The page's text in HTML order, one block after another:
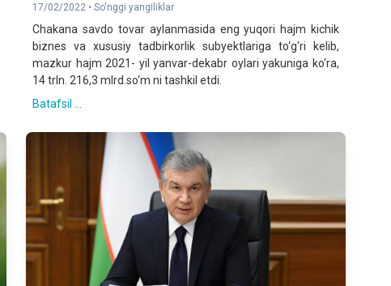
17/02/2022 •So'nggi yangiliklar
Chakana savdo tovar aylanmasida eng yuqori hajm kichik
biznes va xususiy tadbirkorlik subyektlariga to‘g‘ri kelib,
mazkur hajm 2021- yil yanvar-dekabr oylari yakuniga ko‘ra,
14 trln. 216,3 mlrd.so‘m ni tashkil etdi.
Batafsil ...